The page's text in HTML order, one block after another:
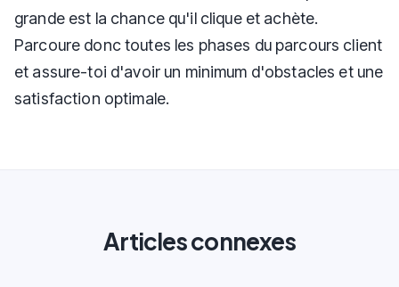
grande est la chance qu'il clique et achète.
Parcoure donc toutes les phases du parcours client
et assure-toi d'avoir un minimum d'obstacles et une
satisfaction optimale.
Articles connexes